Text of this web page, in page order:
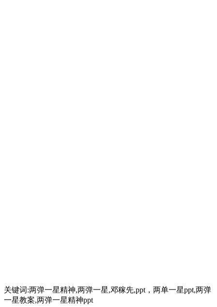
关键词:两弹一星精神,两弹一星,邓稼先,ppt，两单一星ppt,两弹
一星教案,两弹一星精神ppt